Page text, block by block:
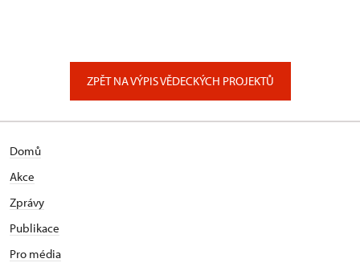
ZPĚT NA VÝPIS VĚDECKÝCH PROJEKTŮ
Domů
Akce
Zprávy
Publikace
Pro média